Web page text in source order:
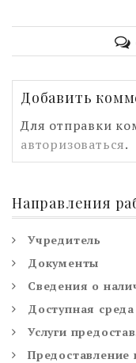
Добавить
Для отправки
авторизоваться.
Направления
Учредитель
Документы
Сведения о
Доступная среда
Услуги